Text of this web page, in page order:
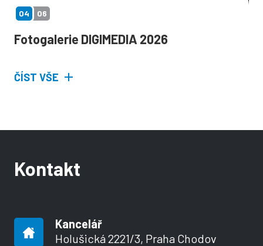
04 06
Fotogalerie DIGIMEDIA 2026
ČÍST VŠE
Kontakt
Kancelář
Holušická 2221/3, Praha Chodov